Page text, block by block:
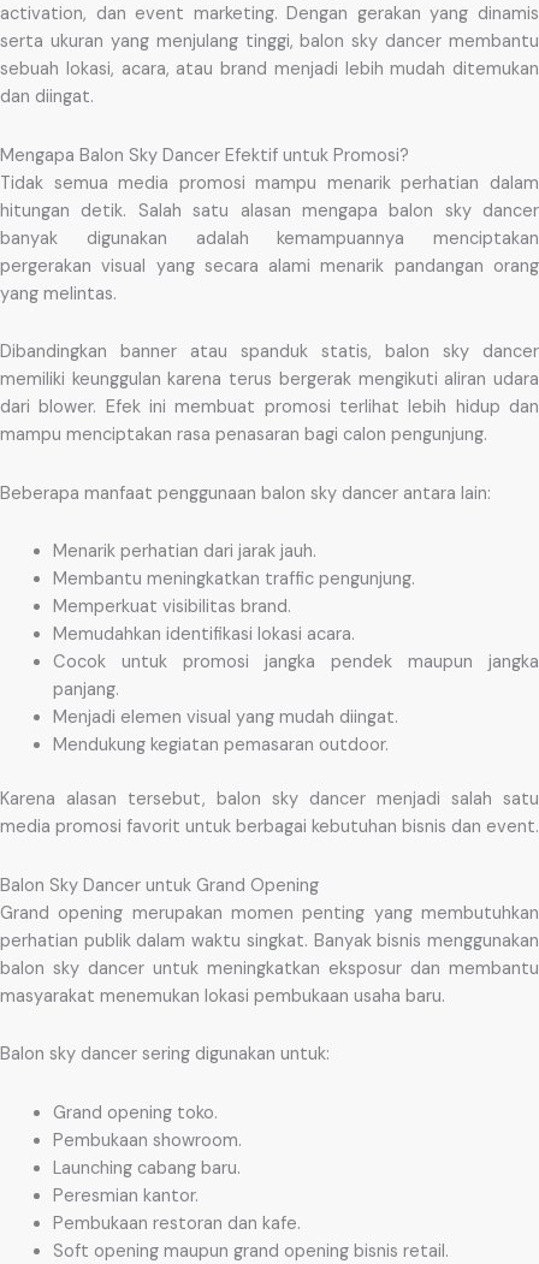
activation, dan event marketing. Dengan gerakan yang dinamis
serta ukuran yang menjulang tinggi, balon sky dancer membantu
sebuah lokasi, acara, atau brand menjadi lebih mudah ditemukan
dan diingat.
Mengapa Balon Sky Dancer Efektif untuk Promosi?
Tidak semua media promosi mampu menarik perhatian dalam
hitungan detik. Salah satu alasan mengapa balon sky dancer
banyak digunakan adalah kemampuannya menciptakan
pergerakan visual yang secara alami menarik pandangan orang
yang melintas.
Dibandingkan banner atau spanduk statis, balon sky dancer
memiliki keunggulan karena terus bergerak mengikuti aliran udara
dari blower. Efek ini membuat promosi terlihat lebih hidup dan
mampu menciptakan rasa penasaran bagi calon pengunjung.
Beberapa manfaat penggunaan balon sky dancer antara lain:
Menarik perhatian dari jarak jauh.
Membantu meningkatkan traffic pengunjung.
Memperkuat visibilitas brand.
Memudahkan identifikasi lokasi acara.
Cocok untuk promosi jangka pendek maupun jangka
panjang.
Menjadi elemen visual yang mudah diingat.
Mendukung kegiatan pemasaran outdoor.
Karena alasan tersebut, balon sky dancer menjadi salah satu
media promosi favorit untuk berbagai kebutuhan bisnis dan event.
Balon Sky Dancer untuk Grand Opening
Grand opening merupakan momen penting yang membutuhkan
perhatian publik dalam waktu singkat. Banyak bisnis menggunakan
balon sky dancer untuk meningkatkan eksposur dan membantu
masyarakat menemukan lokasi pembukaan usaha baru.
Balon sky dancer sering digunakan untuk:
Grand opening toko.
Pembukaan showroom.
Launching cabang baru.
Peresmian kantor.
Pembukaan restoran dan kafe.
Soft opening maupun grand opening bisnis retail.